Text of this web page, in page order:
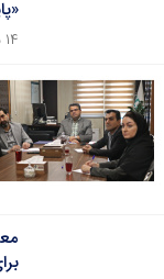
۱۴ مرداد ۱۴۰۵